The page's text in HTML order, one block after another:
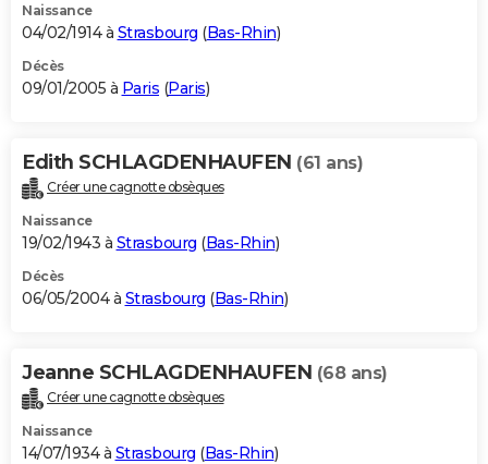
Naissance
04/02/1914 à Strasbourg (Bas-Rhin)
Décès
09/01/2005 à Paris (Paris)
Edith SCHLAGDENHAUFEN (61 ans)
Créer une cagnotte obsèques
Naissance
19/02/1943 à Strasbourg (Bas-Rhin)
Décès
06/05/2004 à Strasbourg (Bas-Rhin)
Jeanne SCHLAGDENHAUFEN (68 ans)
Créer une cagnotte obsèques
Naissance
14/07/1934 à Strasbourg (Bas-Rhin)